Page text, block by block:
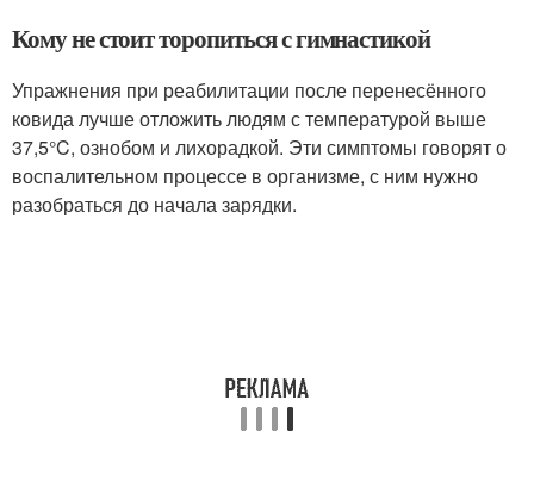
Кому не стоит торопиться с гимнастикой
Упражнения при реабилитации после перенесённого
ковида лучше отложить людям с температурой выше
37,5°C, ознобом и лихорадкой. Эти симптомы говорят о
воспалительном процессе в организме, с ним нужно
разобраться до начала зарядки.